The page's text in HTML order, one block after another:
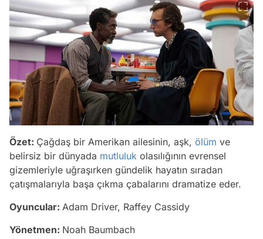
Özet: Çağdaş bir Amerikan ailesinin, aşk, ölüm ve
belirsiz bir dünyada mutluluk olasılığının evrensel
gizemleriyle uğraşırken gündelik hayatın sıradan
çatışmalarıyla başa çıkma çabalarını dramatize eder.
Oyuncular: Adam Driver, Raffey Cassidy
Yönetmen: Noah Baumbach
Video